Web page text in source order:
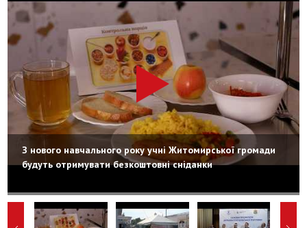
З нового навчального року учні Житомирської громади
будуть отримувати безкоштовні сніданки